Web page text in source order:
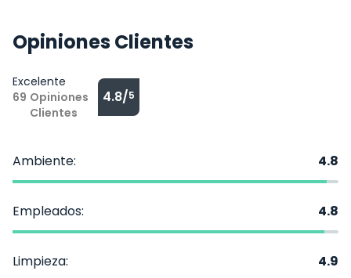
Opiniones Clientes
Excelente
69 Opiniones
Clientes
4.8/5
Ambiente: 4.8
Empleados: 4.8
Limpieza: 4.9